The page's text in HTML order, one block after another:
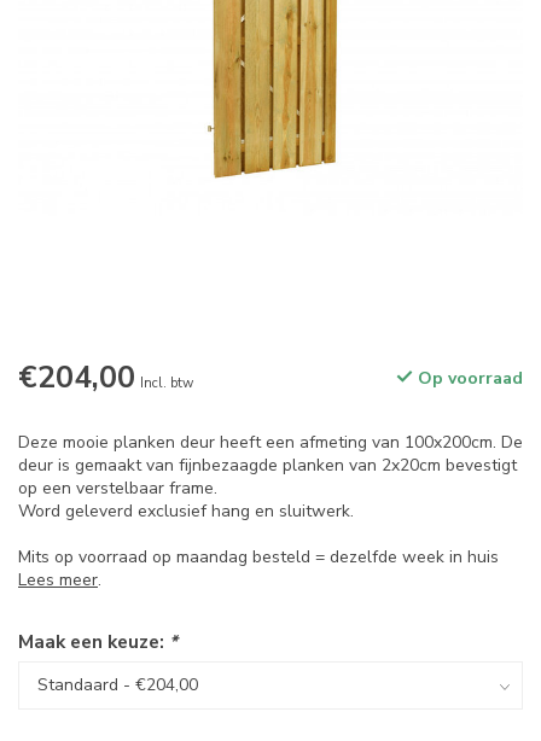
€204,00 Incl. btw Op voorraad
Deze mooie planken deur heeft een afmeting van 100x200cm. De
deur is gemaakt van fijnbezaagde planken van 2x20cm bevestigt
op een verstelbaar frame.
Word geleverd exclusief hang en sluitwerk.
Mits op voorraad op maandag besteld = dezelfde week in huis
Lees meer.
Maak een keuze: *